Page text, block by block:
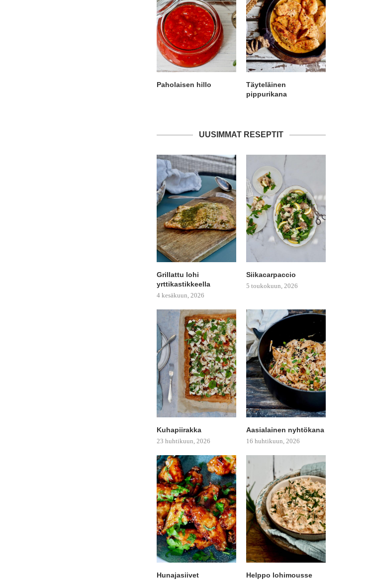
Paholaisen hillo
Täyteläinen
pippurikana
UUSIMMAT RESEPTIT
Grillattu lohi
yrttikastikkeella
4 kesäkuun, 2026
Siikacarpaccio
5 toukokuun, 2026
Kuhapiirakka
23 huhtikuun, 2026
Aasialainen nyhtökana
16 huhtikuun, 2026
Hunajasiivet Helppo lohimousse